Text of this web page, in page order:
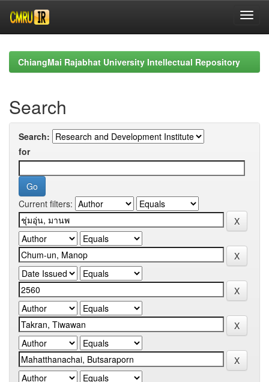
navigationChiangMai Rajabhat University Intellectual Repository
Search
Search:
for
Current filters: